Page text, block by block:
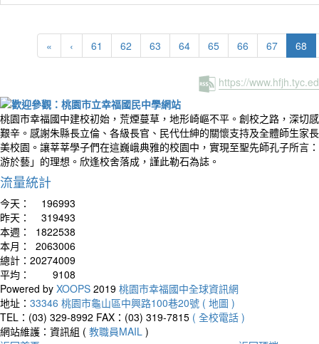
« ‹ 61 62 63 64 65 66 67 68
https://
桃園市幸福國中建校初始，荒煙蔓草，地形崎嶇不平。創校之路，深切
艱辛。感謝朱縣長立倫、各級長官、民代仕紳的關懷支持及全體師生家
美校園。讓莘莘學子們在這巍峨典雅的校園中，實現至聖先師孔子所言
游於藝」的理想。欣逢校舍落成，謹此勒石為誌。
流量統計
今天：
196993
昨天：
319493
本週：
1822538
本月：
2063006
總計： 20274009
平均：
9108
Powered by XOOPS 2019 桃園市幸福國中全球資訊網
地址： 33346 桃園市龜山區中興路100巷20號 ( 地圖 )
TEL：(03) 329-8992 FAX：(03) 319-7815 ( 全校電話 )
網站維護：資訊組 ( 教職員MAIL )